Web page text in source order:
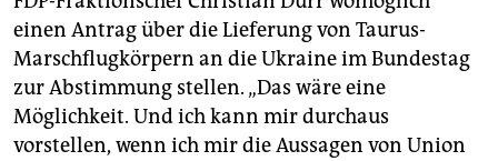
einen Antrag über die Lieferung von Taurus-
Marschflugkörpern an die Ukraine im Bundestag
zur Abstimmung stellen. „Das wäre eine
Möglichkeit. Und ich kann mir durchaus
vorstellen, wenn ich mir die Aussagen von Union